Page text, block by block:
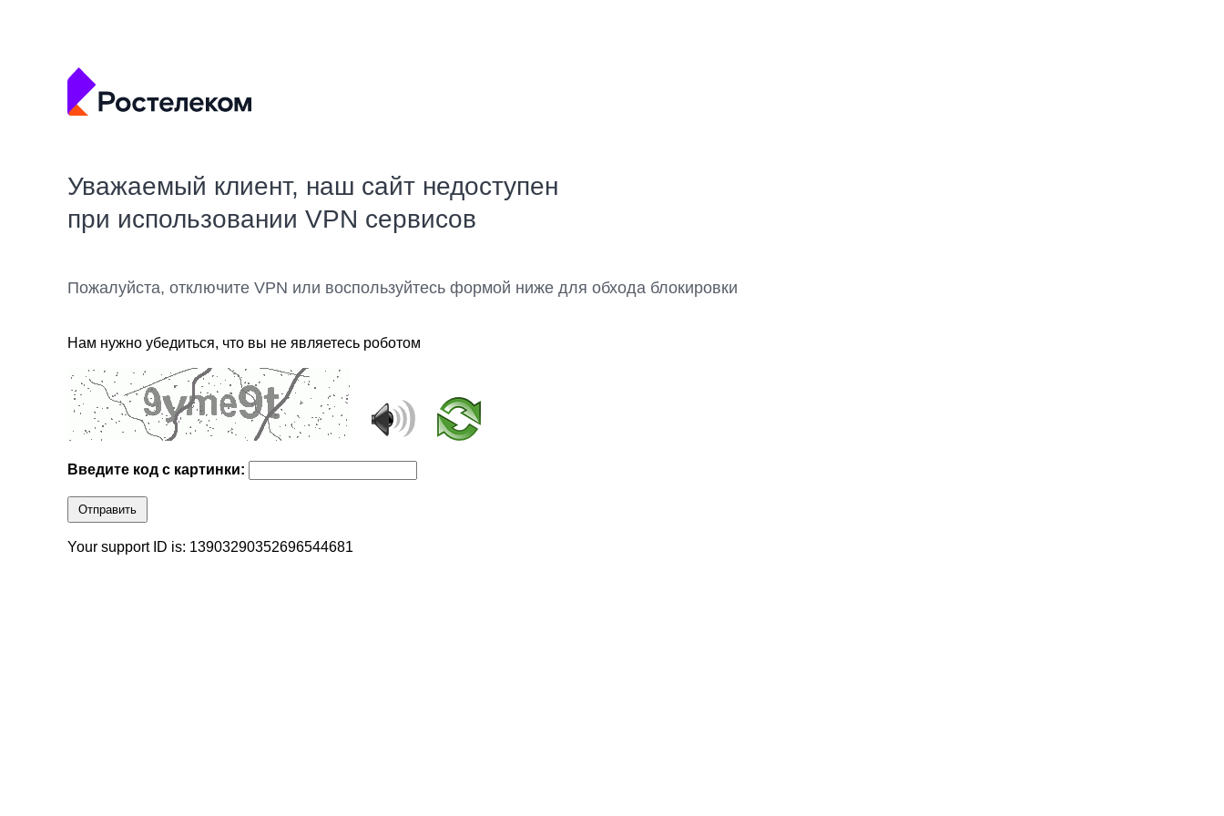
Уважаемый клиент, наш сайт недоступен
при использовании VPN сервисов
Пожалуйста, отключите VPN или воспользуйтесь формой ниже для обхода блокировки
Нам нужно убедиться, что вы не являетесь роботом
Введите код с картинки:
Отправить
Your support ID is: 13903290352696544681